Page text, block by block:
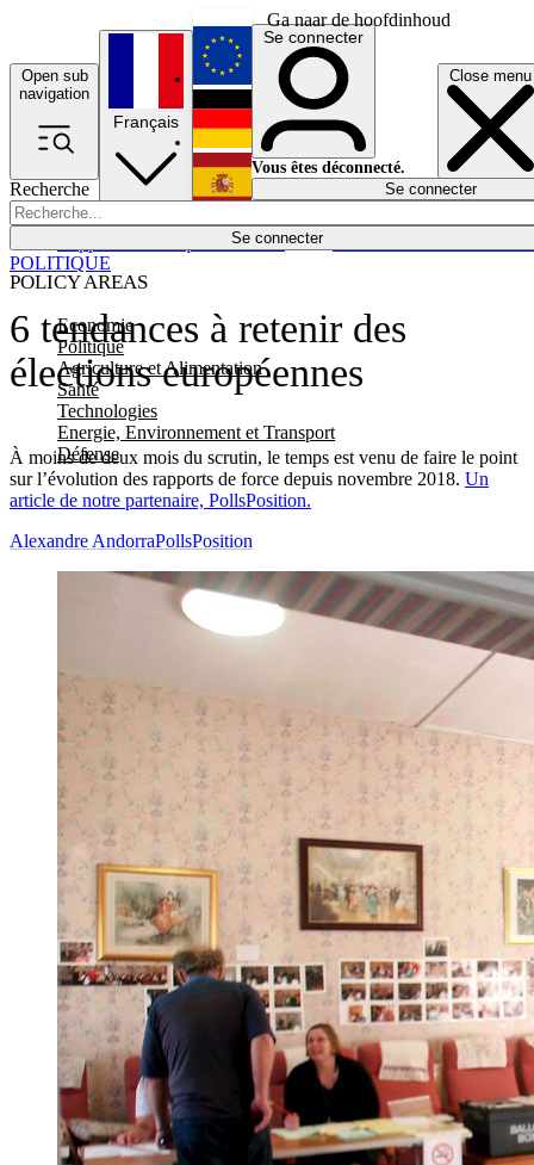
Ga naar de hoofdinhoud
Open sub
navigation
Close menu
Recherche
Se connecter
POLICY AREAS
Economie
Politique
Agriculture et Alimentation
Santé
Technologies
Energie, Environnement et Transport
Défense
Économie
Français
English
Deutsch
Español
Se connecter
Vous êtes déconnecté.
Se connecter
6 tendances à retenir des
élections européennes
À moins de deux mois du scrutin, le temps est venu de faire le point
sur l’évolution des rapports de force depuis novembre 2018. Un
article de notre partenaire, PollsPosition.
POLITIQUE
Alexandre AndorraPollsPosition